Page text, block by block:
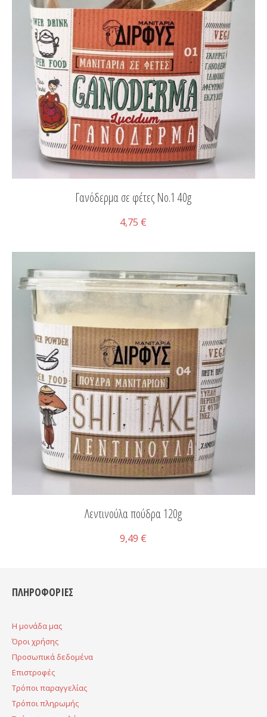
Γανόδερμα σε φέτες Νο.1 40g
4,75 €
Λεντινούλα πούδρα 120g
9,49 €
ΠΛΗΡΟΦΟΡΙΕΣ
H μονάδα μας
Όροι χρήσης
Προσωπικά δεδομένα
Επιστροφές
Τρόποι παραγγελίας
Τρόποι πληρωμής